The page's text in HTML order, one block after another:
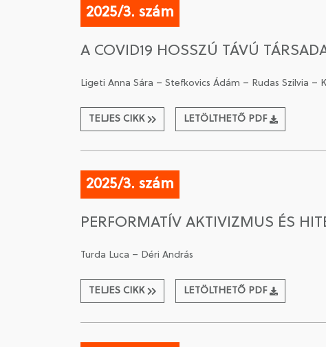
2025/3. szám
A COVID19 HOSSZÚ TÁVÚ
Ligeti Anna Sára – Stefkovics Ádám – Rudas Szilvia –
TELJES CIKK LETÖLTHETŐ PDF
2025/3. szám
PERFORMATÍV AKTIVIZMUS ÉS
Turda Luca – Déri András
TELJES CIKK LETÖLTHETŐ PDF